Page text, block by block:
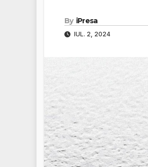
By iPresa
IUL. 2, 2024